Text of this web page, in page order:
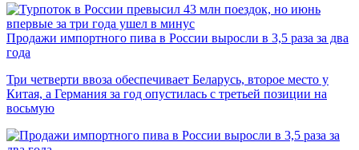
Продажи импортного пива в России выросли в 3,5 раза за два
года
Три четверти ввоза обеспечивает Беларусь, второе место у
Китая, а Германия за год опустилась с третьей позиции на
восьмую